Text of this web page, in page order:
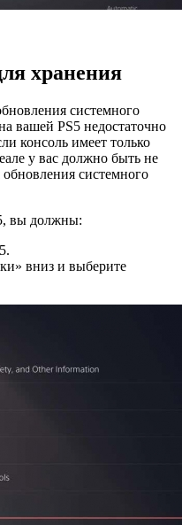
хранения
системного
вашей PS5 недостаточно
консоль имеет только
у вас должно быть не
системного
вы должны:
вниз и выберите